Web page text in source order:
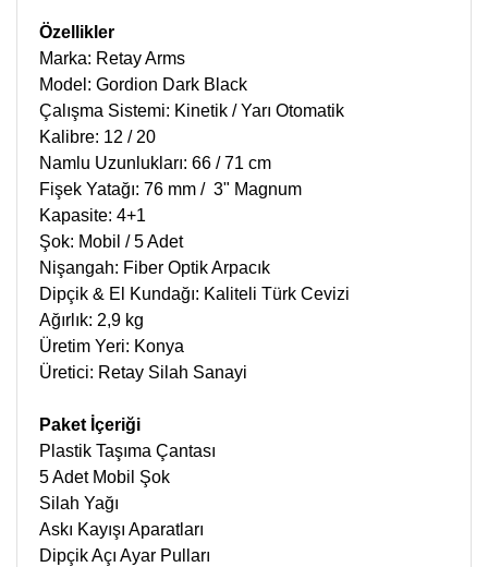
Özellikler
Marka: Retay Arms
Model: Gordion Dark Black
Çalışma Sistemi: Kinetik / Yarı Otomatik
Kalibre: 12 / 20
Namlu Uzunlukları: 66 / 71 cm
Fişek Yatağı: 76 mm / 3" Magnum
Kapasite: 4+1
Şok: Mobil / 5 Adet
Nişangah: Fiber Optik Arpacık
Dipçik & El Kundağı: Kaliteli Türk Cevizi
Ağırlık: 2,9 kg
Üretim Yeri: Konya
Üretici: Retay Silah Sanayi
Paket İçeriği
Plastik Taşıma Çantası
5 Adet Mobil Şok
Silah Yağı
Askı Kayışı Aparatları
Dipçik Açı Ayar Pulları